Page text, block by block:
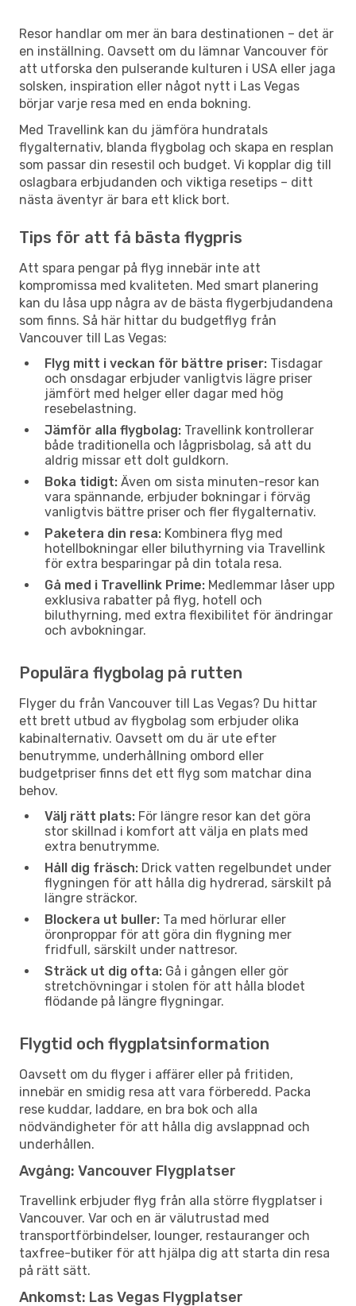
Resor handlar om mer än bara destinationen – det är
en inställning. Oavsett om du lämnar Vancouver för
att utforska den pulserande kulturen i USA eller jaga
solsken, inspiration eller något nytt i Las Vegas
börjar varje resa med en enda bokning.
Med Travellink kan du jämföra hundratals
flygalternativ, blanda flygbolag och skapa en resplan
som passar din resestil och budget. Vi kopplar dig till
oslagbara erbjudanden och viktiga resetips – ditt
nästa äventyr är bara ett klick bort.
Tips för att få bästa flygpris
Att spara pengar på flyg innebär inte att
kompromissa med kvaliteten. Med smart planering
kan du låsa upp några av de bästa flygerbjudandena
som finns. Så här hittar du budgetflyg från
Vancouver till Las Vegas:
Flyg mitt i veckan för bättre priser: Tisdagar
och onsdagar erbjuder vanligtvis lägre priser
jämfört med helger eller dagar med hög
resebelastning.
Jämför alla flygbolag: Travellink kontrollerar
både traditionella och lågprisbolag, så att du
aldrig missar ett dolt guldkorn.
Boka tidigt: Även om sista minuten-resor kan
vara spännande, erbjuder bokningar i förväg
vanligtvis bättre priser och fler flygalternativ.
Paketera din resa: Kombinera flyg med
hotellbokningar eller biluthyrning via Travellink
för extra besparingar på din totala resa.
Gå med i Travellink Prime: Medlemmar låser upp
exklusiva rabatter på flyg, hotell och
biluthyrning, med extra flexibilitet för ändringar
och avbokningar.
Populära flygbolag på rutten
Flyger du från Vancouver till Las Vegas? Du hittar
ett brett utbud av flygbolag som erbjuder olika
kabinalternativ. Oavsett om du är ute efter
benutrymme, underhållning ombord eller
budgetpriser finns det ett flyg som matchar dina
behov.
Välj rätt plats: För längre resor kan det göra
stor skillnad i komfort att välja en plats med
extra benutrymme.
Håll dig fräsch: Drick vatten regelbundet under
flygningen för att hålla dig hydrerad, särskilt på
längre sträckor.
Blockera ut buller: Ta med hörlurar eller
öronproppar för att göra din flygning mer
fridfull, särskilt under nattresor.
Sträck ut dig ofta: Gå i gången eller gör
stretchövningar i stolen för att hålla blodet
flödande på längre flygningar.
Flygtid och flygplatsinformation
Oavsett om du flyger i affärer eller på fritiden,
innebär en smidig resa att vara förberedd. Packa
rese kuddar, laddare, en bra bok och alla
nödvändigheter för att hålla dig avslappnad och
underhållen.
Avgång: Vancouver Flygplatser
Travellink erbjuder flyg från alla större flygplatser i
Vancouver. Var och en är välutrustad med
transportförbindelser, lounger, restauranger och
taxfree-butiker för att hjälpa dig att starta din resa
på rätt sätt.
Ankomst: Las Vegas Flygplatser